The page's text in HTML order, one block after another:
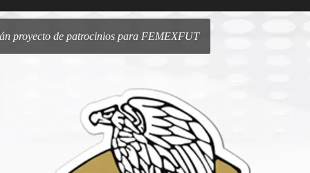
proyecto de patrocinios para FEMEXFUT